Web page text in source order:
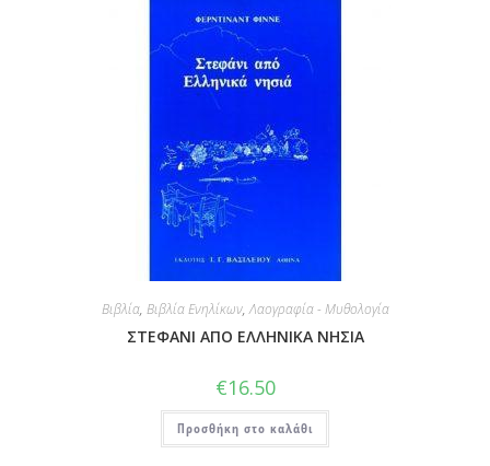
Βιβλία, Βιβλία Ενηλίκων,Λαογραφία - Μυθολογία
ΣΤΕΦΑΝΙ ΑΠΟ ΕΛΛΗΝΙΚΑ ΝΗΣΙΑ
€16.50
Προσθήκη στο καλάθι